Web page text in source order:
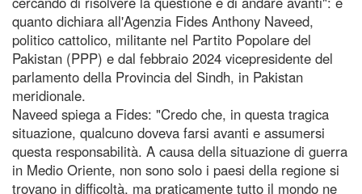
quanto dichiara all'Agenzia Fides Anthony Naveed,
politico cattolico, militante nel Partito Popolare del
Pakistan (PPP) e dal febbraio 2024 vicepresidente del
parlamento della Provincia del Sindh, in Pakistan
meridionale.
Naveed spiega a Fides: "Credo che, in questa tragica
situazione, qualcuno doveva farsi avanti e assumersi
questa responsabilità. A causa della situazione di guerra
in Medio Oriente, non sono solo i paesi della regione si
trovano in difficoltà, ma praticamente tutto il mondo ne